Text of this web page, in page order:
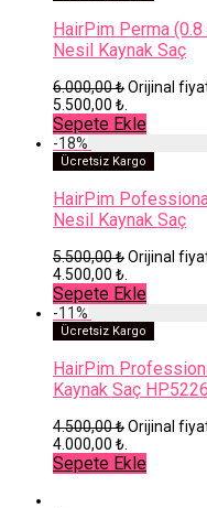
HairPim Perma
Nesil Kaynak Saç
6.000,00₺Orijinal
5.500,00 ₺.
Sepete Ekle
-18%
Ücretsiz Kargo
HairPim
Nesil Kaynak Saç
5.500,00₺Orijinal
4.500,00 ₺.
Sepete Ekle
-11%
Ücretsiz Kargo
HairPim
Kaynak Saç HP5226
4.500,00₺Orijinal
4.000,00 ₺.
Sepete Ekle